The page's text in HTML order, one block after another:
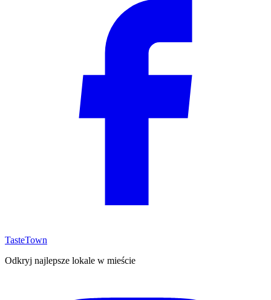
TasteTown
Odkryj najlepsze lokale w mieście